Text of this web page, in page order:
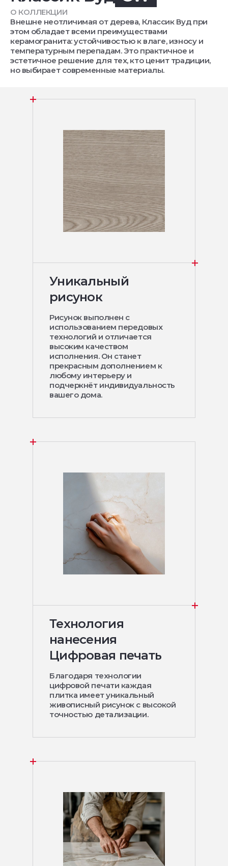
О КОЛЛЕКЦИИ
Внешне неотличимая от дерева, Классик Вуд при
этом обладает всеми преимуществами
керамогранита: устойчивостью к влаге, износу и
температурным перепадам. Это практичное и
эстетичное решение для тех, кто ценит традиции,
но выбирает современные материалы.
Уникальный
рисунок
Рисунок выполнен с
использованием передовых
технологий и отличается
высоким качеством
исполнения. Он станет
прекрасным дополнением к
любому интерьеру и
подчеркнёт индивидуальность
вашего дома.
Технология
нанесения
Цифровая печать
Благодаря технологии
цифровой печати каждая
плитка имеет уникальный
живописный рисунок с высокой
точностью детализации.